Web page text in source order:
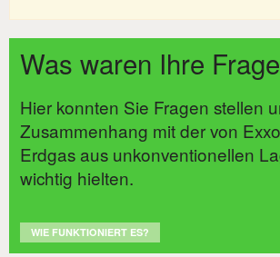
Was waren Ihre
Hier konnten Sie Fragen stellen
Zusammenhang mit der von
Erdgas aus unkonventionellen
wichtig hielten.
WIE FUNKTIONIERT ES?